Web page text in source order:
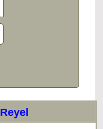
Reyel